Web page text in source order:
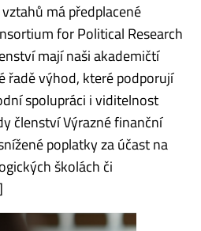
má předplacené
for Political Research
mají naši akademičtí
řadě výhod, které podporují
spolupráci i viditelnost
členství Výrazné finanční
poplatky za účast na
školách či